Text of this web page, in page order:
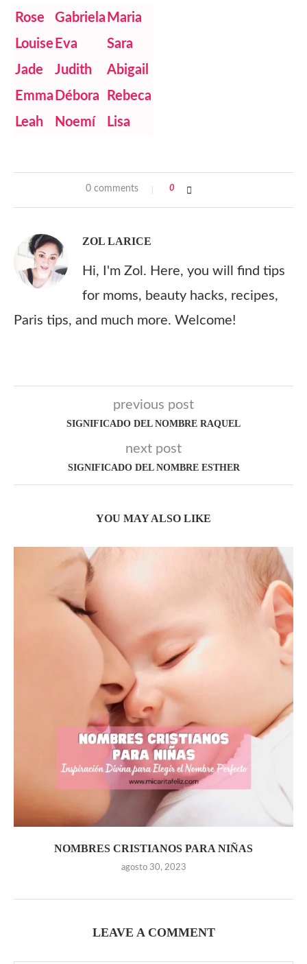
Rose Gabriela Maria
Louise Eva
Sara
Jade
Judith
Abigail
Emma Débora
Rebeca
Leah
Noemí Lisa
0 comments 0
ZOL LARICE
Hi, I'm Zol. Here, you will find tips
for moms, beauty hacks, recipes,
Paris tips, and much more. Welcome!
previous post
SIGNIFICADO DEL NOMBRE RAQUEL
next post
SIGNIFICADO DEL NOMBRE ESTHER
YOU MAY ALSO LIKE
NOMBRES CRISTIANOS PARA NIÑAS
agosto 30, 2023
LEAVE A COMMENT